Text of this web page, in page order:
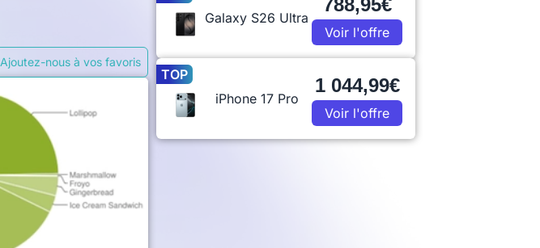
Ajoutez-nous à vos favoris
Galaxy S26 Ultra
788,95€
Voir l'offre
TOP
iPhone 17 Pro
1 044,99€
Voir l'offre